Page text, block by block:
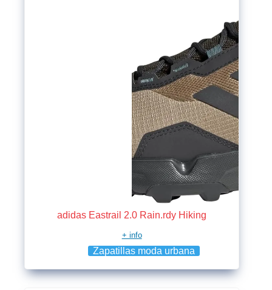
adidas Eastrail 2.0 Rain.rdy Hiking
+ info
Zapatillas moda urbana